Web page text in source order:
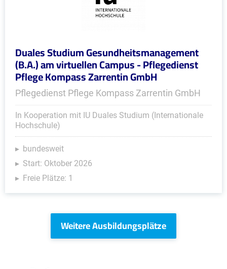
Duales Studium Gesundheitsmanagement
(B.A.) am virtuellen Campus - Pflegedienst
Pflege Kompass Zarrentin GmbH
Pflegedienst Pflege Kompass Zarrentin GmbH
In Kooperation mit IU Duales Studium (Internationale
Hochschule)
bundesweit
Start: Oktober 2026
Freie Plätze: 1
Weitere Ausbildungsplätze